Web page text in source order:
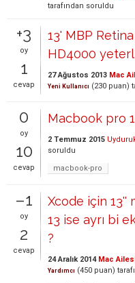
tarafından soruldu
+3
oy
1
cevap
13' MBP Retina
HD4000
27 Ağustos 2013 Mac
Yeni Kullanıcı (230 puan)
0
oy
10
cevap
Macbook pro
2 Temmuz 2015
soruldu
macbook-pro
–1
oy
2
cevap
Xcode için 13''
13 ise ayrı bi
?
24 Aralık 2014 Mac
Yardımcı (450 puan)